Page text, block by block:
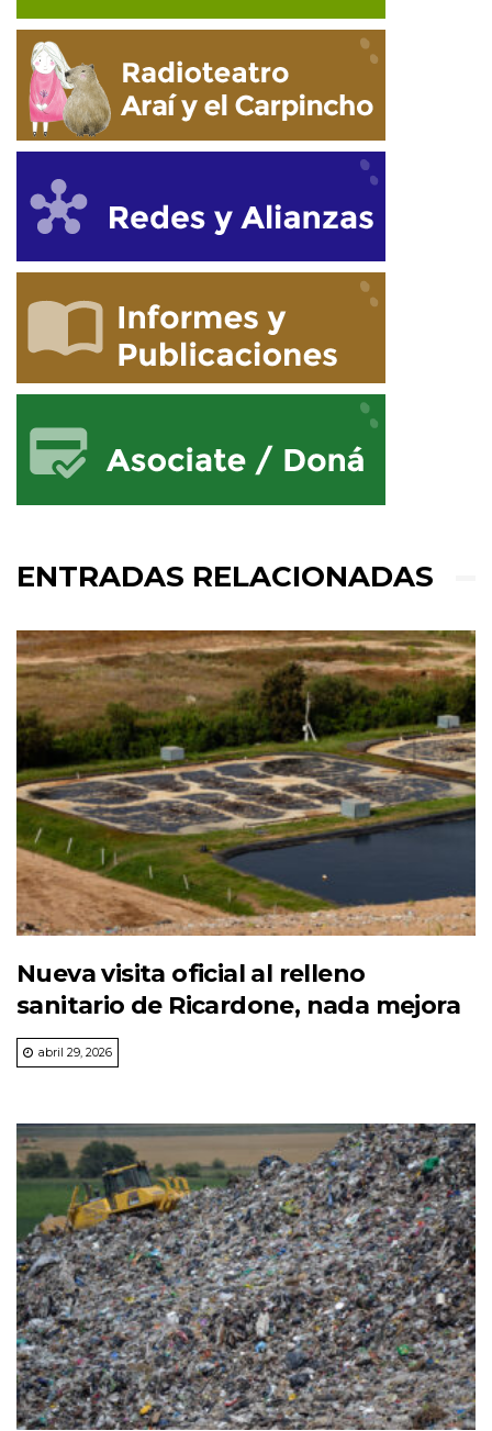
ENTRADAS RELACIONADAS
Nueva visita oficial al relleno
sanitario de Ricardone, nada mejora
abril 29, 2026